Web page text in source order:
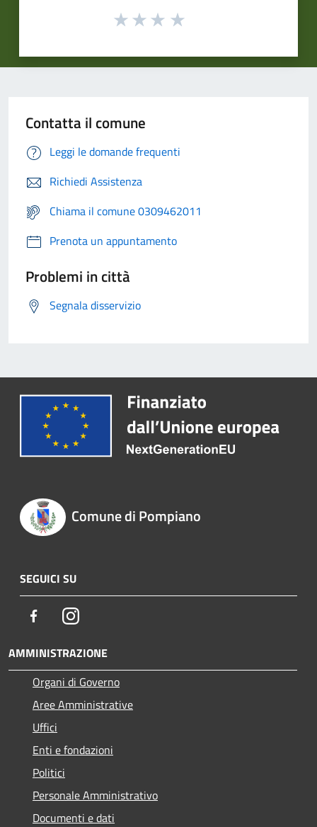
Contatta il comune
Leggi le domande frequenti
Richiedi Assistenza
Chiama il comune 0309462011
Prenota un appuntamento
Problemi in città
Segnala disservizio
Comune di Pompiano
SEGUICI SU
FacebookInstagram
AMMINISTRAZIONE
Organi di Governo
Aree Amministrative
Uffici
Enti e fondazioni
Politici
Personale Amministrativo
Documenti e dati